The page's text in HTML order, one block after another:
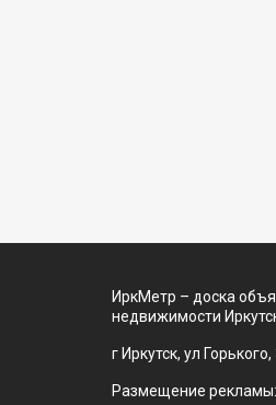
ИркМетр – доска
недвижимости
г Иркутск, ул
Размещение